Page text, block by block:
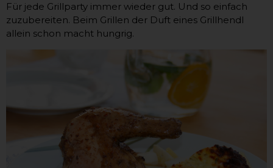
Für jede Grillparty immer wieder gut. Und so einfach
zuzubereiten. Beim Grillen der Duft eines Grillhendl
allein schon macht hungrig.